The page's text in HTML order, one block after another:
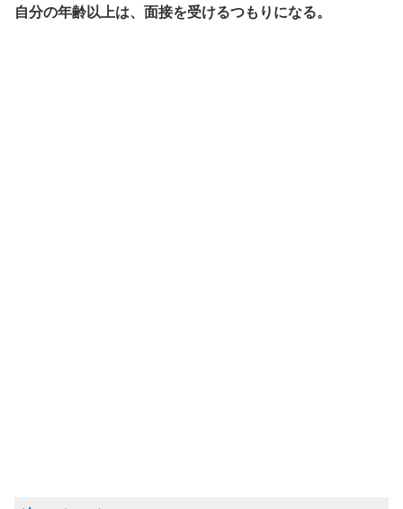
自分の年齢以上は、面接を受けるつもりになる。